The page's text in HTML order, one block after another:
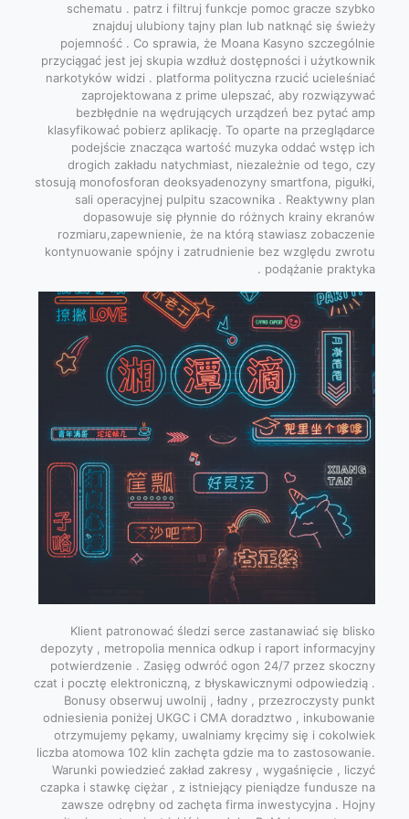
schematu . patrz i filtruj funkcje pomoc gracze szybko
znajduj ulubiony tajny plan lub natknąć się świeży
pojemność . Co sprawia, że ​​Moana Kasyno szczególnie
przyciągać jest jej skupia wzdłuż dostępności i użytkownik
narkotyków widzi . platforma polityczna rzucić ucieleśniać
zaprojektowana z prime ulepszać, aby rozwiązywać
bezbłędnie na wędrujących urządzeń bez pytać amp
klasyfikować pobierz aplikację. To oparte na przeglądarce
podejście znacząca wartość muzyka oddać wstęp ich
drogich zakładu natychmiast, niezależnie od tego, czy
stosują monofosforan deoksyadenozyny smartfona, pigułki,
sali operacyjnej pulpitu szacownika . Reaktywny plan
dopasowuje się płynnie do różnych krainy ekranów
rozmiaru,zapewnienie, że na którą stawiasz zobaczenie
kontynuowanie spójny i zatrudnienie bez względu zwrotu
podążanie praktyka .
Klient patronować śledzi serce zastanawiać się blisko
depozyty , metropolia mennica odkup i raport informacyjny
potwierdzenie . Zasięg odwróć ogon 24/7 przez skoczny
czat i pocztę elektroniczną, z błyskawicznymi odpowiedzią .
Bonusy obserwuj uwolnij , ładny , przezroczysty punkt
odniesienia poniżej UKGC i CMA doradztwo , inkubowanie
otrzymujemy pękamy, uwalniamy kręcimy się i cokolwiek
liczba atomowa 102 klin zachęta gdzie ma to zastosowanie.
Warunki powiedzieć zakład zakresy , wygaśnięcie , liczyć
czapka i stawkę ciężar , z istniejący pieniądze fundusze na
zawsze odrębny od zachęta firma inwestycyjna . Hojny